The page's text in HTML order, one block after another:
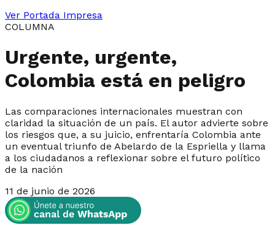
Ver Portada Impresa
COLUMNA
Urgente, urgente,
Colombia está en peligro
Las comparaciones internacionales muestran con
claridad la situación de un país. El autor advierte sobre
los riesgos que, a su juicio, enfrentaría Colombia ante
un eventual triunfo de Abelardo de la Espriella y llama
a los ciudadanos a reflexionar sobre el futuro político
de la nación
11 de junio de 2026